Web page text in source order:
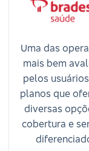
Uma das
mais bem
pelos
planos que
diversas
cobertura e